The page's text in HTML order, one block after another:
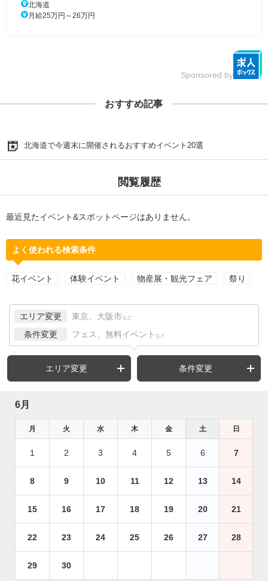
北海道
月給25万円～26万円
Sponsored by
おすすめ記事
北海道で今週末に開催されるおすすめイベント20選
閲覧履歴
最近見たイベント&スポットページはありません。
よく使われる検索条件
花イベント 体験イベント 物産展・観光フェア 祭り
エリア変更 東京、大阪市 など
条件変更 フェス、無料イベント など
エリア変更 条件変更
6月
月 火 水 木 金 土 日
1 2 3 4 5 6 7
8 9 10 11 12 13 14
15 16 17 18 19 20 21
22 23 24 25 26 27 28
29 30